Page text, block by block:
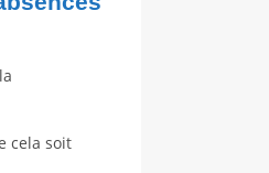
cela soit